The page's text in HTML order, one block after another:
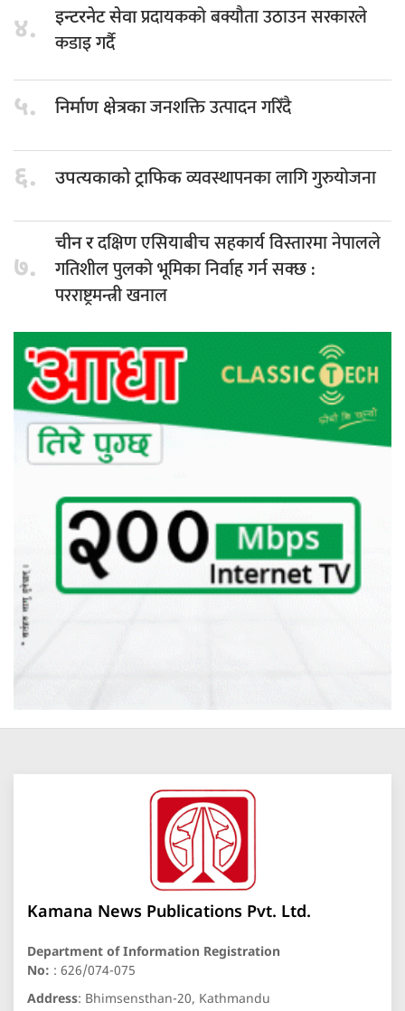
४. इन्टरनेट सेवाप्रदायकको बक्यौता उठाउन सरकारले
कडाइ गर्दै
५. निर्माण क्षेत्रकाजनशक्ति उत्पादन गरिँदै
६. उपत्यकाको ट्राफिकव्यवस्थापनका लागि गुरुयोजना
७.
चीन रदक्षिण एसियाबीच सहकार्य विस्तारमा नेपालले
गतिशील पुलको भूमिका निर्वाह गर्न सक्छ :
परराष्ट्रमन्त्री खनाल
Kamana News Publications Pvt. Ltd.
Department of Information Registration
No: : 626/074-075
Address: Bhimsensthan-20, Kathmandu